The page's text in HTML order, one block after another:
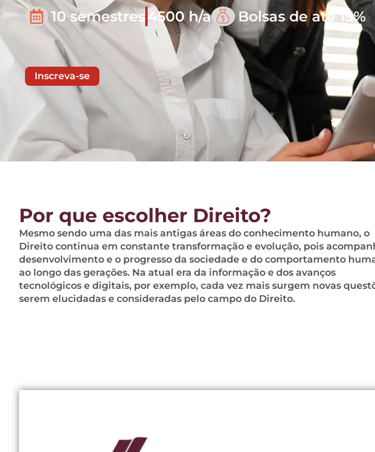
10 semestres4500 h/a Bolsas de até 15%
Inscreva-se
Por que escolher Direito?
Mesmo sendo uma das mais antigas áreas do conhecimento humano, o
Direito continua em constante transformação e evolução, pois
desenvolvimento e o progresso da sociedade e do comportamento
ao longo das gerações. Na atual era da informação e dos avanços
tecnológicos e digitais, por exemplo, cada vez mais surgem novas
serem elucidadas e consideradas pelo campo do Direito.